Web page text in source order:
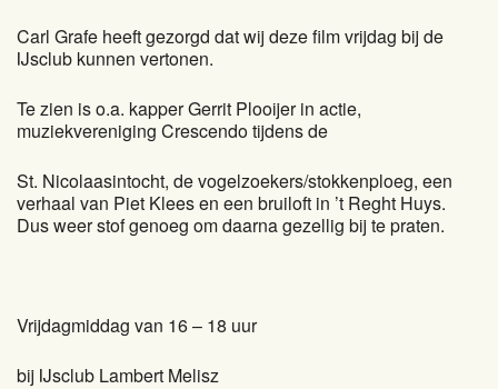
Carl Grafe heeft gezorgd dat wij deze film vrijdag bij de
IJsclub kunnen vertonen.
Te zien is o.a. kapper Gerrit Plooijer in actie,
muziekvereniging Crescendo tijdens de
St. Nicolaasintocht, de vogelzoekers/stokkenploeg, een
verhaal van Piet Klees en een bruiloft in ’t Reght Huys.
Dus weer stof genoeg om daarna gezellig bij te praten.
Vrijdagmiddag van 16 – 18 uur
bij IJsclub Lambert Melisz